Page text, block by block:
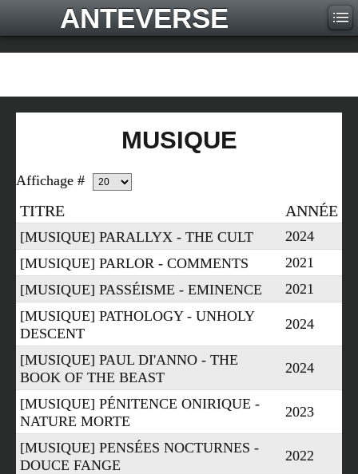
ANTEVERSE
MUSIQUE
Affichage #
TITRE ANNÉE
[MUSIQUE] PARALLYX - THE CULT
2024
[MUSIQUE] PARLOR - COMMENTS
2021
[MUSIQUE] PASSÉISME - EMINENCE
2021
[MUSIQUE] PATHOLOGY - UNHOLY
DESCENT
2024
[MUSIQUE] PAUL DI'ANNO - THE
BOOK OF THE BEAST
2024
[MUSIQUE] PÉNITENCE ONIRIQUE -
NATURE MORTE
2023
[MUSIQUE] PENSÉES NOCTURNES -
DOUCE FANGE
2022